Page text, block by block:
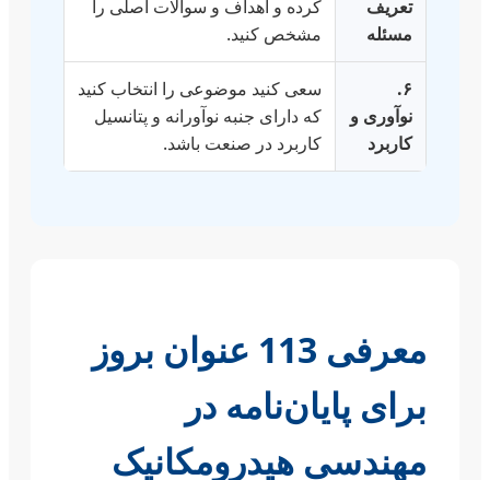
تعریف
مسئله
کرده و اهداف و سوالات اصلی را
مشخص کنید.
۶.
نوآوری و
کاربرد
سعی کنید موضوعی را انتخاب کنید
که دارای جنبه نوآورانه و پتانسیل
کاربرد در صنعت باشد.
معرفی 113 عنوان بروز
برای پایان‌نامه در
مهندسی هیدرومکانیک